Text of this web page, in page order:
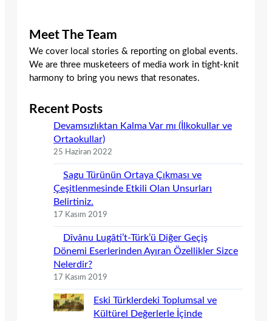
Meet The Team
We cover local stories & reporting on global events.
We are three musketeers of media work in tight-knit
harmony to bring you news that resonates.
Recent Posts
Devamsızlıktan Kalma Var mı (İlkokullar ve
Ortaokullar)
25 Haziran 2022
Sagu Türünün Ortaya Çıkması ve
Çeşitlenmesinde Etkili Olan Unsurları
Belirtiniz.
17 Kasım 2019
Dîvânu Lugâti’t-Türk’ü Diğer Geçiş
Dönemi Eserlerinden Ayıran Özellikler Sizce
Nelerdir?
17 Kasım 2019
Eski Türklerdeki Toplumsal ve
Kültürel Değerlerle İçinde